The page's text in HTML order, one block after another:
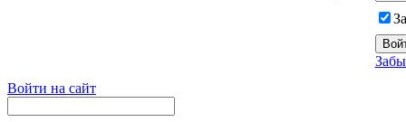
Войти на сайт